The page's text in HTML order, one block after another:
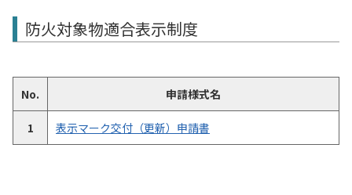
防火対象物適合表示制度
No. 申請様式名
1 表示マーク交付（更新）申請書